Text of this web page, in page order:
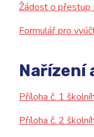
Žádost o přestup
Formulář pro
Nařízení
Příloha č. 1
Příloha č. 2